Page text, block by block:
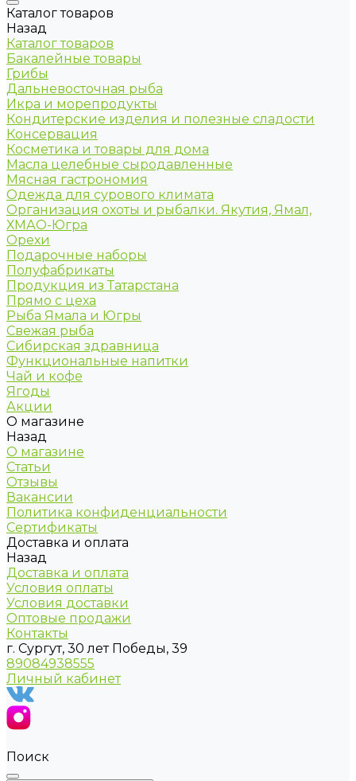
Каталог товаров
Назад
Каталог товаров
Бакалейные товары
Грибы
Дальневосточная рыба
Икра и морепродукты
Кондитерские изделия и полезные сладости
Консервация
Косметика и товары для дома
Масла целебные сыродавленные
Мясная гастрономия
Одежда для сурового климата
Организация охоты и рыбалки. Якутия, Ямал,
ХМАО-Югра
Орехи
Подарочные наборы
Полуфабрикаты
Продукция из Татарстана
Прямо с цеха
Рыба Ямала и Югры
Свежая рыба
Сибирская здравница
Функциональные напитки
Чай и кофе
Ягоды
Акции
О магазине
Назад
О магазине
Статьи
Отзывы
Вакансии
Политика конфиденциальности
Сертификаты
Доставка и оплата
Назад
Доставка и оплата
Условия оплаты
Условия доставки
Оптовые продажи
Контакты
г. Сургут, 30 лет Победы, 39
89084938555
Личный кабинет
Поиск